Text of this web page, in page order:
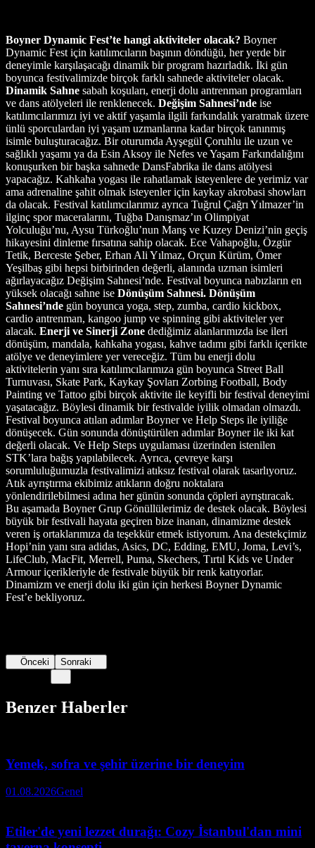
Boyner Dynamic Fest’te hangi aktiviteler olacak? Boyner
Dynamic Fest için katılımcıların başının döndüğü, her yerde bir
deneyimle karşılaşacağı dinamik bir program hazırladık. İki gün
boyunca festivalimizde birçok farklı sahnede aktiviteler olacak.
Dinamik Sahne sabah koşuları, enerji dolu antrenman programları
ve dans atölyeleri ile renklenecek. Değişim Sahnesi’nde ise
katılımcılarımızı iyi ve aktif yaşamla ilgili farkındalık yaratmak üzere
ünlü sporculardan iyi yaşam uzmanlarına kadar birçok tanınmış
isimle buluşturacağız. Bir oturumda Ayşegül Çoruhlu ile uzun ve
sağlıklı yaşamı ya da Esin Aksoy ile Nefes ve Yaşam Farkındalığını
konuşurken bir başka sahnede DansFabrika ile dans atölyesi
yapacağız. Kahkaha yogası ile rahatlamak isteyenlere de yerimiz var
ama adrenaline şahit olmak isteyenler için kaykay akrobasi showları
da olacak. Festival katılımcılarımız ayrıca Tuğrul Çağrı Yılmazer’in
ilginç spor maceralarını, Tuğba Danışmaz’ın Olimpiyat
Yolculuğu’nu, Aysu Türkoğlu’nun Manş ve Kuzey Denizi’nin geçiş
hikayesini dinleme fırsatına sahip olacak. Ece Vahapoğlu, Özgür
Tetik, Berceste Şeber, Erhan Ali Yılmaz, Orçun Kürüm, Ömer
Yeşilbaş gibi hepsi birbirinden değerli, alanında uzman isimleri
ağırlayacağız Değişim Sahnesi’nde. Festival boyunca nabızların en
yüksek olacağı sahne ise Dönüşüm Sahnesi. Dönüşüm
Sahnesi’nde gün boyunca yoga, step, zumba, cardio kickbox,
cardio antrenman, kangoo jump ve spinning gibi aktiviteler yer
alacak. Enerji ve Sinerji Zone dediğimiz alanlarımızda ise ileri
dönüşüm, mandala, kahkaha yogası, kahve tadımı gibi farklı içerikte
atölye ve deneyimlere yer vereceğiz. Tüm bu enerji dolu
aktivitelerin yanı sıra katılımcılarımıza gün boyunca Street Ball
Turnuvası, Skate Park, Kaykay Şovları Zorbing Football, Body
Painting ve Tattoo gibi birçok aktivite ile keyifli bir festival deneyimi
yaşatacağız. Böylesi dinamik bir festivalde iyilik olmadan olmazdı.
Festival boyunca atılan adımlar Boyner ve Help Steps ile iyiliğe
dönüşecek. Gün sonunda dönüştürülen adımlar Boyner ile iki kat
değerli olacak. Ve Help Steps uygulaması üzerinden istenilen
STK’lara bağış yapılabilecek. Ayrıca, çevreye karşı
sorumluluğumuzla festivalimizi atıksız festival olarak tasarlıyoruz.
Atık ayrıştırma ekibimiz atıkların doğru noktalara
yönlendirilebilmesi adına her günün sonunda çöpleri ayrıştıracak.
Bu aşamada Boyner Grup Gönüllülerimiz de destek olacak. Böylesi
büyük bir festivali hayata geçiren bize inanan, dinamizme destek
veren iş ortaklarımıza da teşekkür etmek istiyorum. Ana destekçimiz
Hopi’nin yanı sıra adidas, Asics, DC, Edding, EMU, Joma, Levi’s,
LifeClub, MacFit, Merrell, Puma, Skechers, Tırtıl Kids ve Under
Armour içerikleriyle de festivale büyük bir renk katıyorlar.
Dinamizm ve enerji dolu iki gün için herkesi Boyner Dynamic
Fest’e bekliyoruz.
Önceki Sonraki
Benzer Haberler
Yemek, sofra ve şehir üzerine bir deneyim
01.08.2026Genel
Etiler'de yeni lezzet durağı: Cozy İstanbul'dan mini